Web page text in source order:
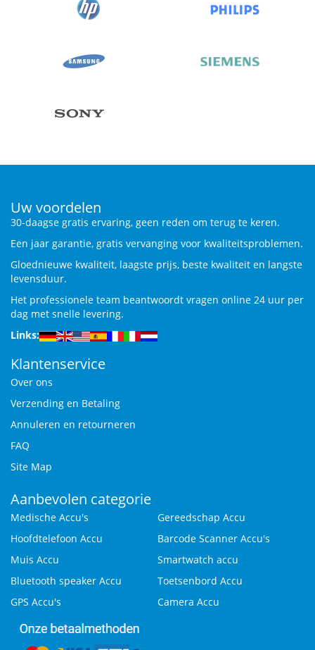
Uw voordelen
30-daagse gratis ervaring, geen reden om terug te keren.
Een jaar garantie, gratis vervanging voor kwaliteitsproblemen.
Gloednieuwe kwaliteit, laagste prijs, beste kwaliteit en langste
levensduur.
Het professionele team beantwoordt vragen online 24 uur per
dag met snelle levering.
Links:
Klantenservice
Over ons
Verzending en Betaling
Annuleren en retourneren
FAQ
Site Map
Aanbevolen categorie
Medische Accu's
Gereedschap Accu
Hoofdtelefoon Accu
Barcode Scanner Accu's
Muis Accu
Smartwatch accu
Bluetooth speaker Accu
Toetsenbord Accu
GPS Accu's
Camera Accu